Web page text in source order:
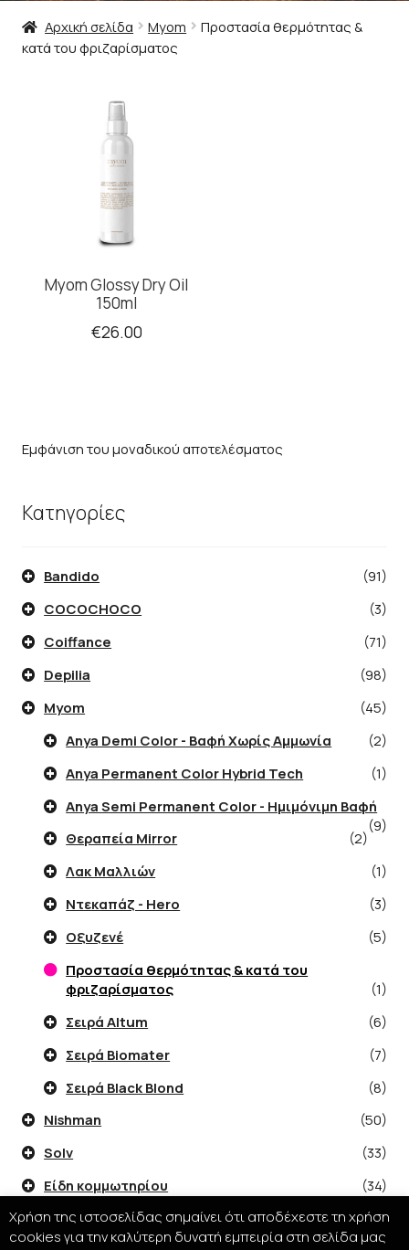
Αρχική σελίδα Myom
Προστασία θερμότητας &
κατά του φριζαρίσματος
Myom Glossy Dry Oil
150ml
€26.00
Εμφάνιση του μοναδικού αποτελέσματος
Κατηγορίες
Bandido
(91)
COCOCHOCO
(3)
Coiffance
(71)
Depilia
(98)
Myom
(45)
Anya Demi Color - Βαφή Χωρίς Αμμωνία
(2)
Anya Permanent Color Hybrid Tech
(1)
Anya Semi Permanent Color - Ημιμόνιμη Βαφή
(9)
Θεραπεία Mirror
(2)
Λακ Μαλλιών
(1)
Ντεκαπάζ - Hero
(3)
Οξυζενέ
(5)
Προστασία θερμότητας & κατά του
φριζαρίσματος
(1)
Σειρά Altum
(6)
Σειρά Biomater
(7)
Σειρά Black Blond
(8)
Nishman
(50)
Solv
(33)
Είδη κομμωτηρίου
(34)
Εξοπλισμός Κομμωτηρίου - Barber
(5)
Χρήση της ιστοσελίδας σημαίνει ότι αποδέχεστε τη χρήση
cookies για την καλύτερη δυνατή εμπειρία στη σελίδα μας